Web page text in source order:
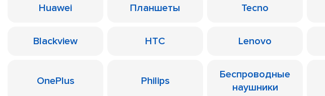
Huawei Планшеты Tecno
Blackview HTC Lenovo
OnePlus Philips
Беспроводные
наушники